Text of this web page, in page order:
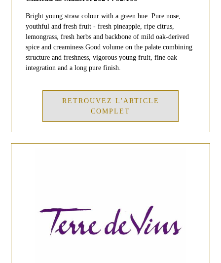
Bright young straw colour with a green hue. Pure nose,
youthful and fresh fruit - fresh pineapple, ripe citrus,
lemongrass, fresh herbs and backbone of mild oak-derived
spice and creaminess.Good volume on the palate combining
structure and freshness, vigorous young fruit, fine oak
integration and a long pure finish.
RETROUVEZ L'ARTICLE
COMPLET